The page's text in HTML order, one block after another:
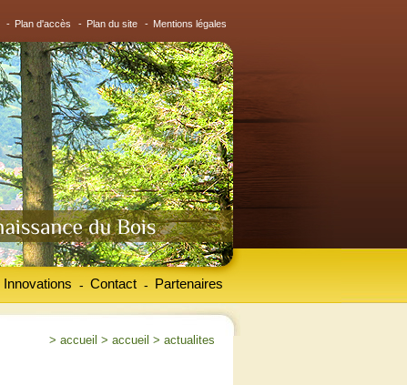
- Plan d'accès - Plan du site - Mentions légales
Innovations Contact
- Partenaires
-
> accueil > accueil > actualites